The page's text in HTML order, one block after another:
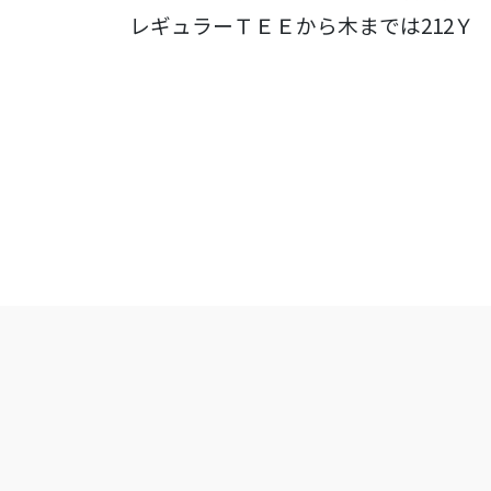
レギュラーＴＥＥから木までは212Ｙ